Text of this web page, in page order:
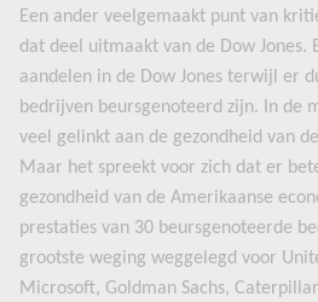
Een ander veelgemaakt punt van
dat deel uitmaakt van de Dow Jones.
aandelen in de Dow Jones terwijl er
bedrijven beursgenoteerd zijn. In de
veel gelinkt aan de gezondheid van
Maar het spreekt voor zich dat er
gezondheid van de Amerikaanse
prestaties van 30 beursgenoteerde
grootste weging weggelegd voor
Microsoft, Goldman Sachs,